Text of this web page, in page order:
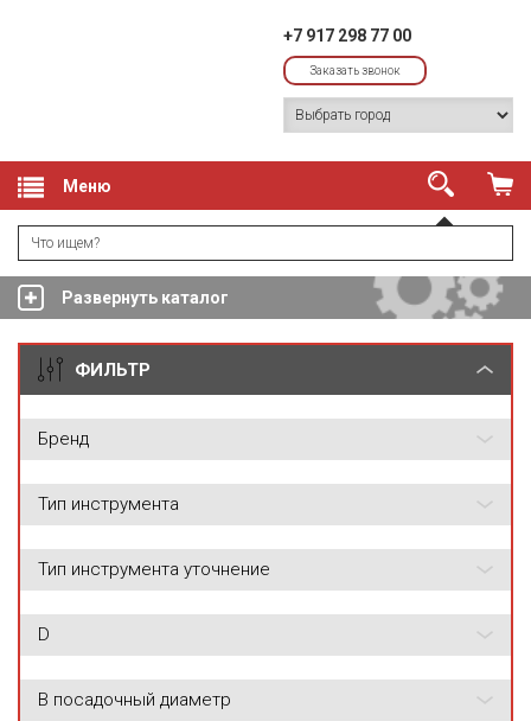
+7 917 298 77 00
Заказать звонок
Меню
Развернуть каталог
ФИЛЬТР
Бренд
Тип инструмента
Тип инструмента уточнение
D
B посадочный диаметр